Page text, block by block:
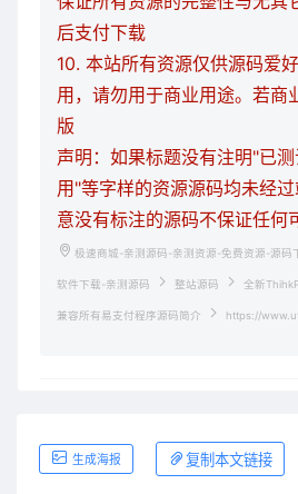
后支付下载
10. 本站所有资源仅供源码爱
用，请勿用于商业用途。若商
版
声明：如果标题没有注明"已
用"等字样的资源源码均未经
意没有标注的源码不保证任何
极速商城-亲测源码-亲测资源-免费资源-源码
软件下载-亲测源码 整站源码 全新
兼容所有易支付程序源码简介 https://
生成海报 复制本文链接